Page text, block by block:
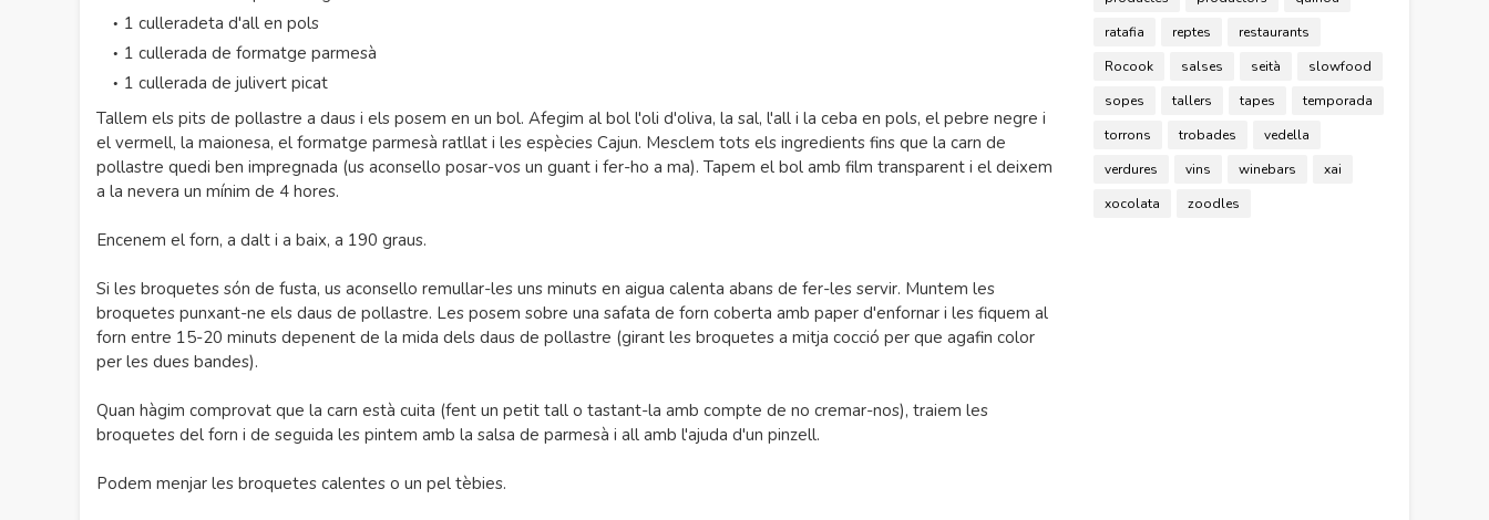
1 culleradeta d'all en pols
1 cullerada de formatge parmesà
1 cullerada de julivert picat
Tallem els pits de pollastre a daus i els posem en un bol. Afegim al bol l'oli d'oliva, la sal, l'all i la ceba en pols, el pebre negre i
el vermell, la maionesa, el formatge parmesà ratllat i les espècies Cajun. Mesclem tots els ingredients fins que la carn de
pollastre quedi ben impregnada (us aconsello posar-vos un guant i fer-ho a ma). Tapem el bol amb film transparent i el deixem
a la nevera un mínim de 4 hores.
Encenem el forn, a dalt i a baix, a 190 graus.
Si les broquetes són de fusta, us aconsello remullar-les uns minuts en aigua calenta abans de fer-les servir. Muntem les
broquetes punxant-ne els daus de pollastre. Les posem sobre una safata de forn coberta amb paper d'enfornar i les fiquem al
forn entre 15-20 minuts depenent de la mida dels daus de pollastre (girant les broquetes a mitja cocció per que agafin color
per les dues bandes).
Quan hàgim comprovat que la carn està cuita (fent un petit tall o tastant-la amb compte de no cremar-nos), traiem les
broquetes del forn i de seguida les pintem amb la salsa de parmesà i all amb l'ajuda d'un pinzell.
Podem menjar les broquetes calentes o un pel tèbies.
ratafia
reptes
restaurants
Rocook
salses seità
slowfood
sopes
tallers tapes
temporada
torrons
trobades
vedella
verdures
vins winebars
xai
xocolata
zoodles